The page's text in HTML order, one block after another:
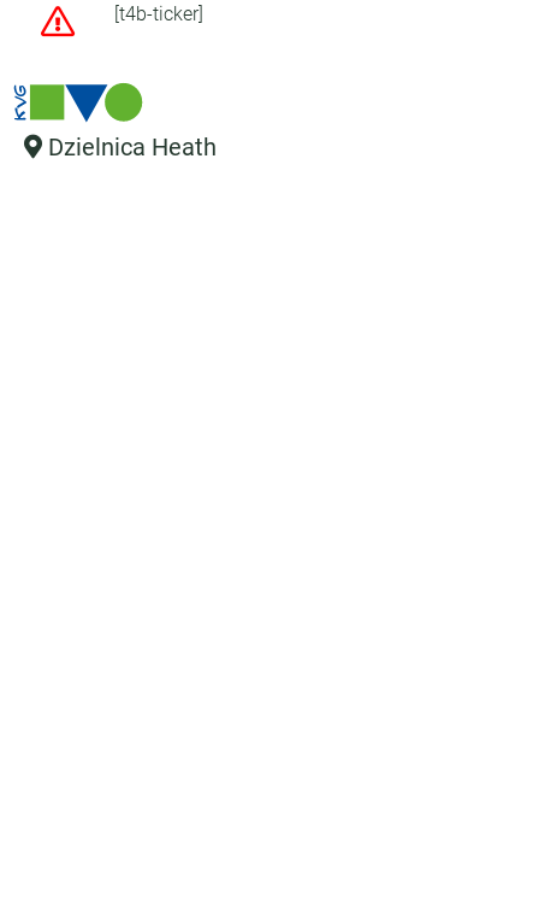
[t4b-ticker]
Dzielnica Heath